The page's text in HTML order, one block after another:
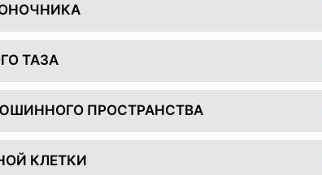
ТАЗА
ПРОСТРАНСТВА
КЛЕТКИ